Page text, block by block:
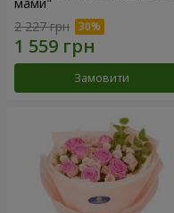
мами"
2 227 грн
Замовити